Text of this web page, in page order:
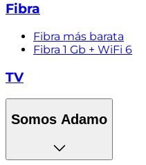
Fibra
Fibra más barata
Fibra 1 Gb + WiFi 6
TV
Somos Adamo